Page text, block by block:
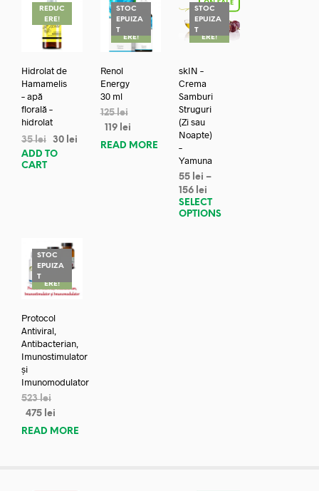
REDUC
ERE!
Hidrolat de
Hamamelis
– apă
florală –
hidrolat
35lei 30 lei
ADD TO
CART
STOC
EPUIZA
TREDUC
ERE!
Renol
Energy
30 ml
125lei
119 lei
READ MORE
STOC
EPUIZA
TREDUC
ERE!
skIN –
Crema
Samburi
Struguri
(Zi sau
Noapte)
–
Yamuna
55 lei –
156 lei
SELECT
OPTIONS
STOC
EPUIZA
TREDUC
ERE!
Protocol
Antiviral,
Antibacterian,
Imunostimulator
și
Imunomodulator
523lei
475 lei
READ MORE